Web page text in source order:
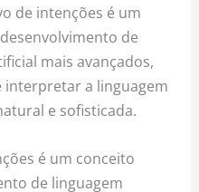
de intenções é um
de
mais avançados,
interpretar a linguagem
e sofisticada.
é um conceito
de linguagem